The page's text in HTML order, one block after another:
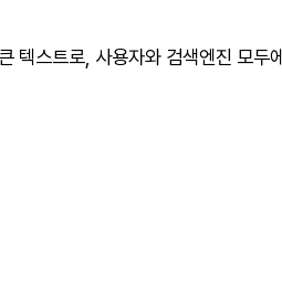
텍스트로, 사용자와 검색엔진 모두에